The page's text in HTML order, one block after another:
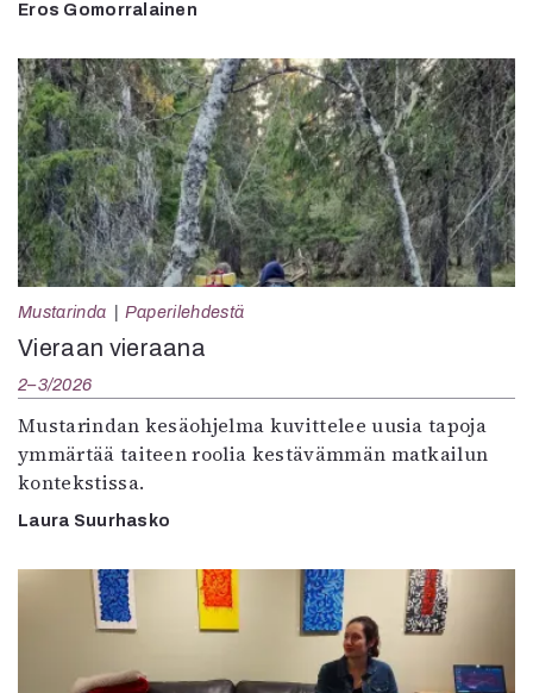
Eros Gomorralainen
Mustarinda Paperilehdestä
Vieraan vieraana
2–3/2026
Mustarindan kesäohjelma kuvittelee uusia tapoja
ymmärtää taiteen roolia kestävämmän matkailun
kontekstissa.
Laura Suurhasko